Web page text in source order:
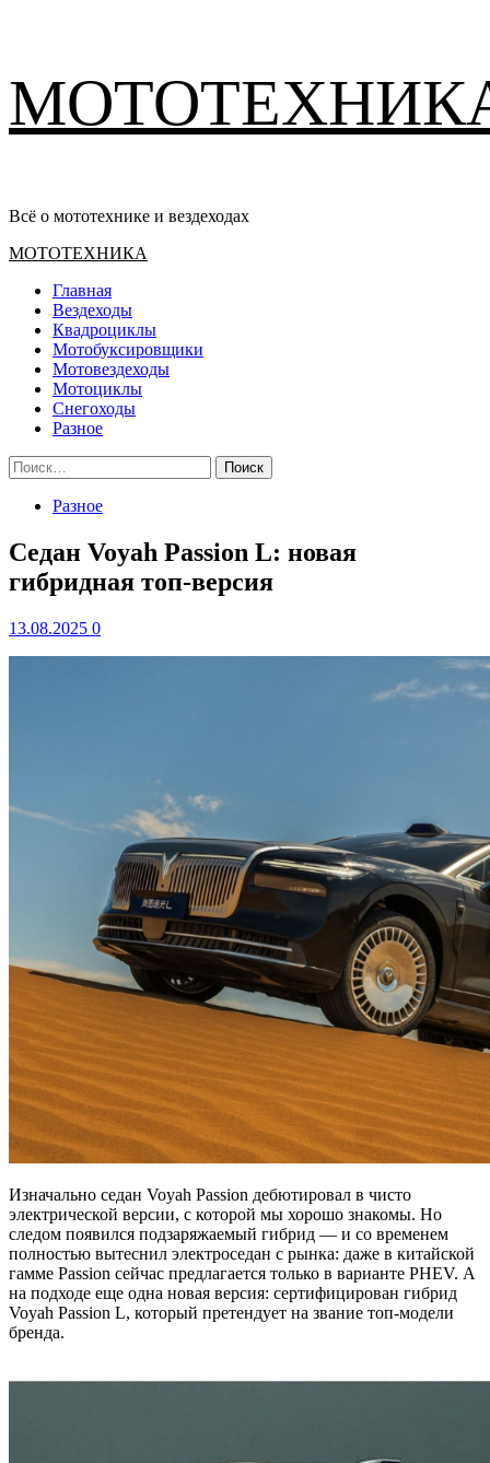
содержимому
Всё о мототехнике и вездеходах
Основное
МОТОТЕХНИКА
Главная
Вездеходы
Квадроциклы
Мотобуксировщики
Мотовездеходы
Мотоциклы
Снегоходы
Разное
Найти:
Разное
Седан Voyah Passion L: новая
гибридная топ-версия
13.08.2025 0
Изначально седан Voyah Passion дебютировал в чисто
электрической версии, с которой мы хорошо знакомы. Но
следом появился подзаряжаемый гибрид — и со временем
полностью вытеснил электроседан с рынка: даже в китайской
гамме Passion сейчас предлагается только в варианте PHEV. А
на подходе еще одна новая версия: сертифицирован гибрид
Voyah Passion L, который претендует на звание топ-модели
бренда.